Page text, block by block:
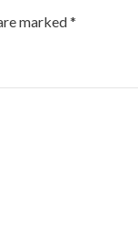
marked*